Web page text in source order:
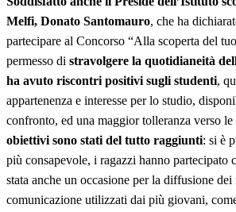
Melfi, Donato Santomauro, che ha
partecipare al Concorso “Alla scoperta del
permesso di stravolgere la quotidianeità
ha avuto riscontri positivi sugli studenti,
appartenenza e interesse per lo studio,
confronto, ed una maggior tolleranza verso le
obiettivi sono stati del tutto raggiunti: si è
più consapevole, i ragazzi hanno partecipato
stata anche un occasione per la diffusione
comunicazione utilizzati dai più giovani,